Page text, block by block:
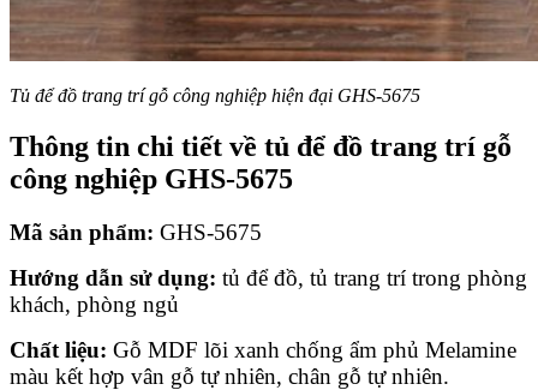
Tủ để đồ trang trí gỗ công nghiệp hiện đại GHS-5675
Thông tin chi tiết về tủ để đồ trang trí gỗ
công nghiệp GHS-5675
Mã sản phẩm: GHS-5675
Hướng dẫn sử dụng: tủ để đồ, tủ trang trí trong phòng
khách, phòng ngủ
Chất liệu: Gỗ MDF lõi xanh chống ẩm phủ Melamine
màu kết hợp vân gỗ tự nhiên, chân gỗ tự nhiên.